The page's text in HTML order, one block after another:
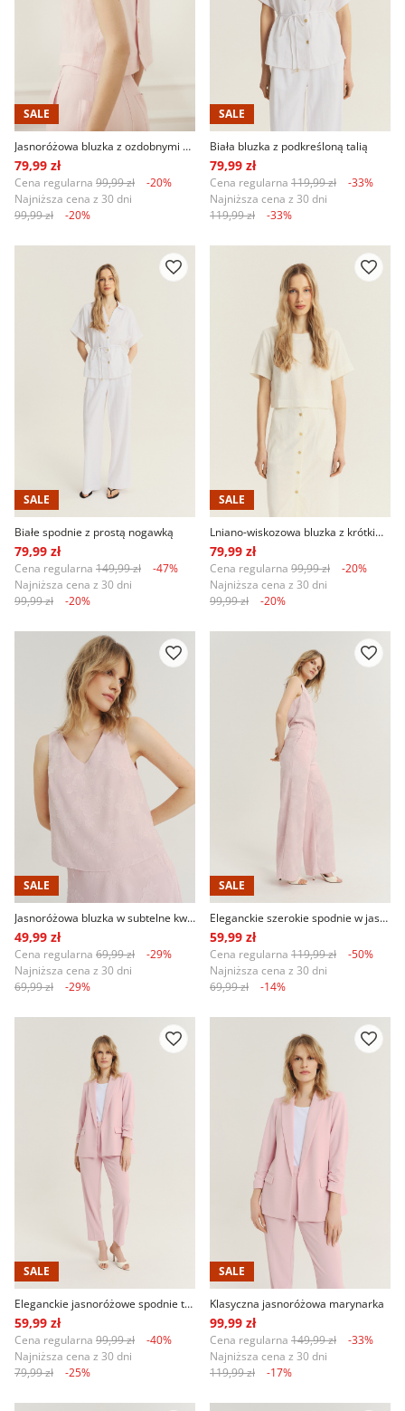
SALE
Jasnoróżowa bluzka z ozdobnymi guzikami na plecach
79,99 zł
Cena regularna 99,99 zł
-20%
Najniższa cena z 30 dni
99,99 zł
-20%
SALE
Biała bluzka z podkreśloną talią
79,99 zł
Cena regularna 119,99 zł
-33%
Najniższa cena z 30 dni
119,99 zł
-33%
SALE
Białe spodnie z prostą nogawką
79,99 zł
Cena regularna 149,99 zł
-47%
Najniższa cena z 30 dni
99,99 zł
-20%
SALE
Lniano-wiskozowa bluzka z krótkim rękawem
79,99 zł
Cena regularna 99,99 zł
-20%
Najniższa cena z 30 dni
99,99 zł
-20%
SALE
Jasnoróżowa bluzka w subtelne kwiaty
49,99 zł
Cena regularna 69,99 zł
-29%
Najniższa cena z 30 dni
69,99 zł
-29%
SALE
Eleganckie szerokie spodnie w jasnoróżowym kolorze
59,99 zł
Cena regularna 119,99 zł
-50%
Najniższa cena z 30 dni
69,99 zł
-14%
SALE
Eleganckie jasnoróżowe spodnie typu cygaretki
59,99 zł
Cena regularna 99,99 zł
-40%
Najniższa cena z 30 dni
79,99 zł
-25%
SALE
Klasyczna jasnoróżowa marynarka
99,99 zł
Cena regularna 149,99 zł
-33%
Najniższa cena z 30 dni
119,99 zł
-17%